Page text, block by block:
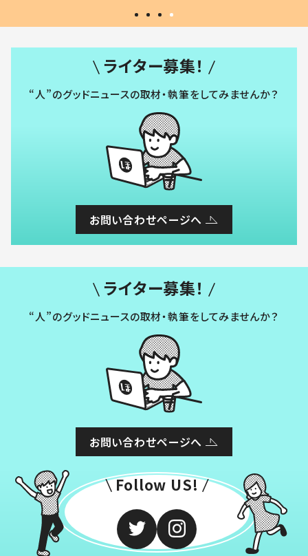
ライター募集！
“人”のグッドニュースの取材・執筆をしてみませんか？
お問い合わせページへ
ライター募集！
“人”のグッドニュースの取材・執筆をしてみませんか？
お問い合わせページへ
Follow US!